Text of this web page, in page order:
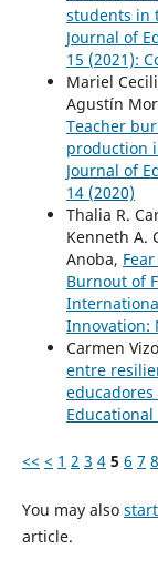
students in
Journal of
15 (2021):
Mariel
Agustín
Teacher
production
Journal of
14 (2020)
Thalia R.
Kenneth A.
Anoba,
Burnout of
Innovation:
Carmen
entre
educadores
<< < 1 2 3 4 5 6 7 8
You may also
article.